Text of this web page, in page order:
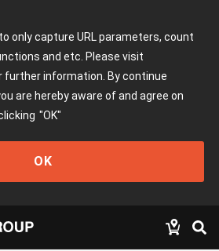
only capture URL parameters, count
and etc. Please visit
further information. By continue
are hereby aware of and agree on
"OK"
OK